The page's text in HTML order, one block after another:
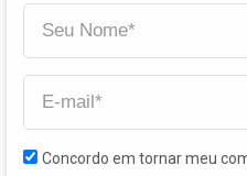
Concordo em tornar meu